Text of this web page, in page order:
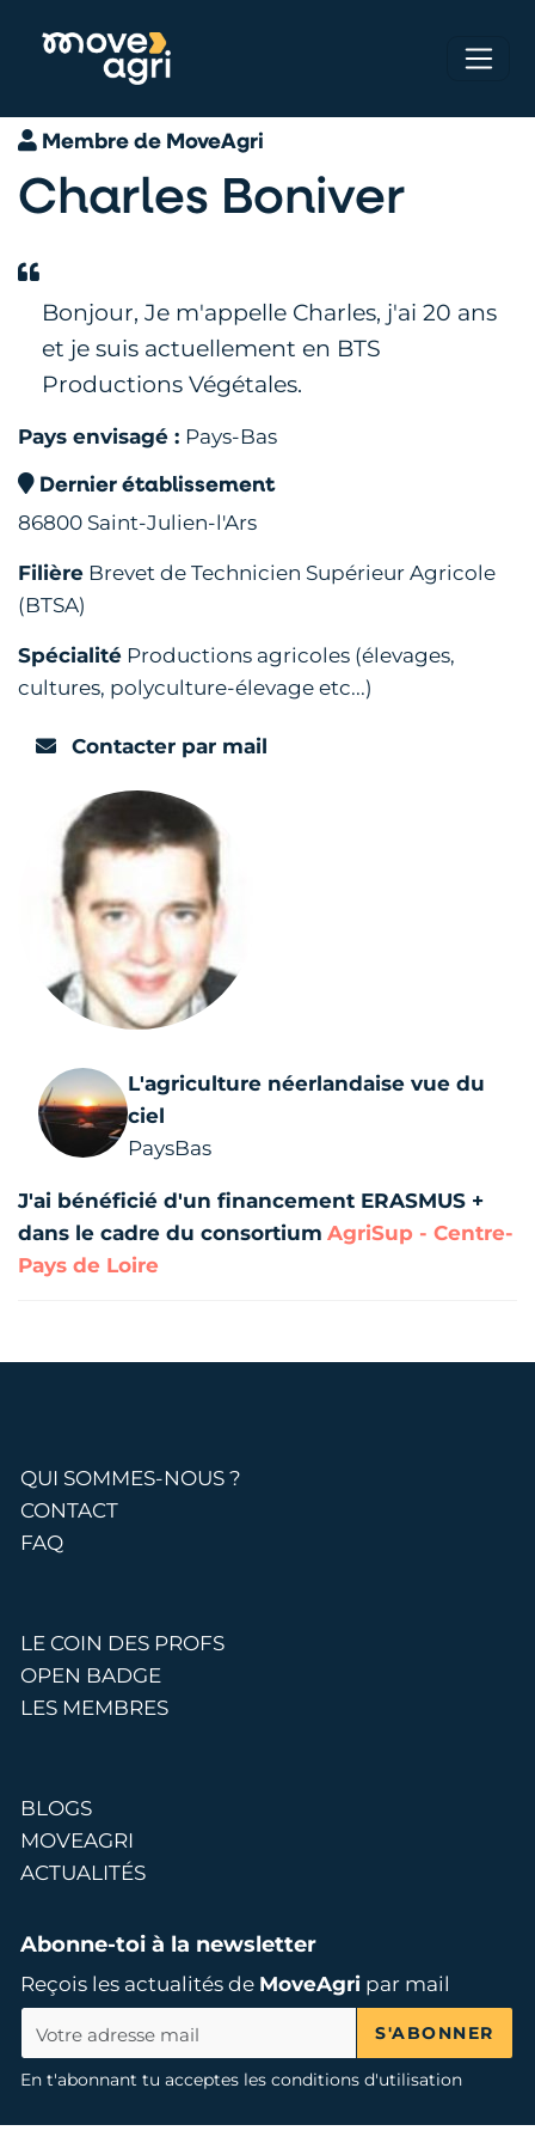
Membre de MoveAgri
Charles Boniver
Bonjour, Je m'appelle Charles, j'ai 20 ans
et je suis actuellement en BTS
Productions Végétales.
Pays envisagé : Pays-Bas
Dernier établissement
86800 Saint-Julien-l'Ars
Filière Brevet de Technicien Supérieur Agricole
(BTSA)
Spécialité Productions agricoles (élevages,
cultures, polyculture-élevage etc...)
Contacter par mail
L'agriculture néerlandaise vue du
ciel
PaysBas
J'ai bénéficié d'un financement ERASMUS +
dans le cadre du consortium AgriSup - Centre-
Pays de Loire
QUI SOMMES-NOUS ?
CONTACT
FAQ
LE COIN DES PROFS
OPEN BADGE
LES MEMBRES
BLOGS
MOVEAGRI
ACTUALITÉS
Abonne-toi à la newsletter
Reçois les actualités de MoveAgripar mail
S'ABONNER
En t'abonnant tu acceptes les conditions d'utilisation